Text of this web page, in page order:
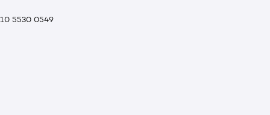
5530 0549